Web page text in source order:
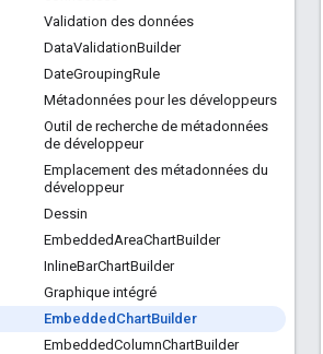
Validation des données
DataValidationBuilder
DateGroupingRule
Métadonnées pour les développeurs
Outil de recherche de métadonnées
de développeur
Emplacement des métadonnées du
développeur
Dessin
EmbeddedAreaChartBuilder
InlineBarChartBuilder
Graphique intégré
Embedded ChartBuilder
EmbeddedColumnChartBuilder